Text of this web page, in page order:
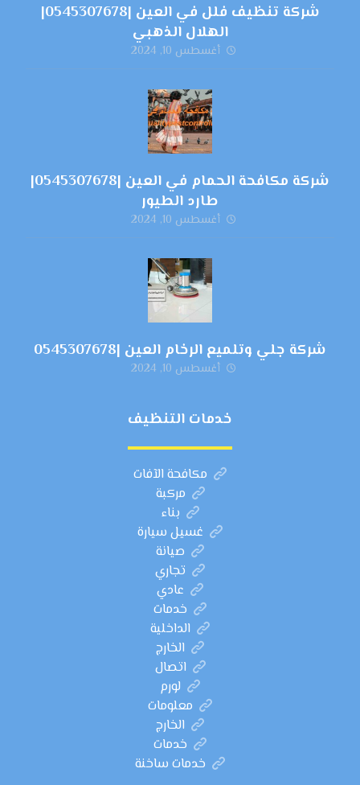
شركة تنظيف فلل في العين |0545307678|
الهلال الذهبي
أغسطس 10, 2024
شركة مكافحة الحمام في العين |0545307678|
طارد الطيور
أغسطس 10, 2024
شركة جلي وتلميع الرخام العين |0545307678
أغسطس 10, 2024
خدمات التنظيف
مكافحة الآفات
مركبة
بناء
غسيل سيارة
صيانة
تجاري
عادي
خدمات
الداخلية
الخارج
اتصال
لورم
معلومات
الخارج
خدمات
خدمات ساخنة